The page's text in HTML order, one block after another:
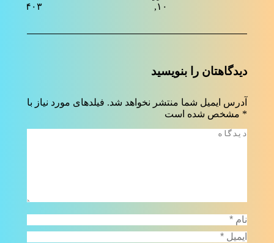
۱۰, ۱۴۰۴ ۱۴۰۳
دیدگاهتان را بنویسید
آدرس ایمیل شما منتشر نخواهد شد. فیلدهای مورد نیاز با
* مشخص شده است
دیدگاه
نام *
ایمیل *